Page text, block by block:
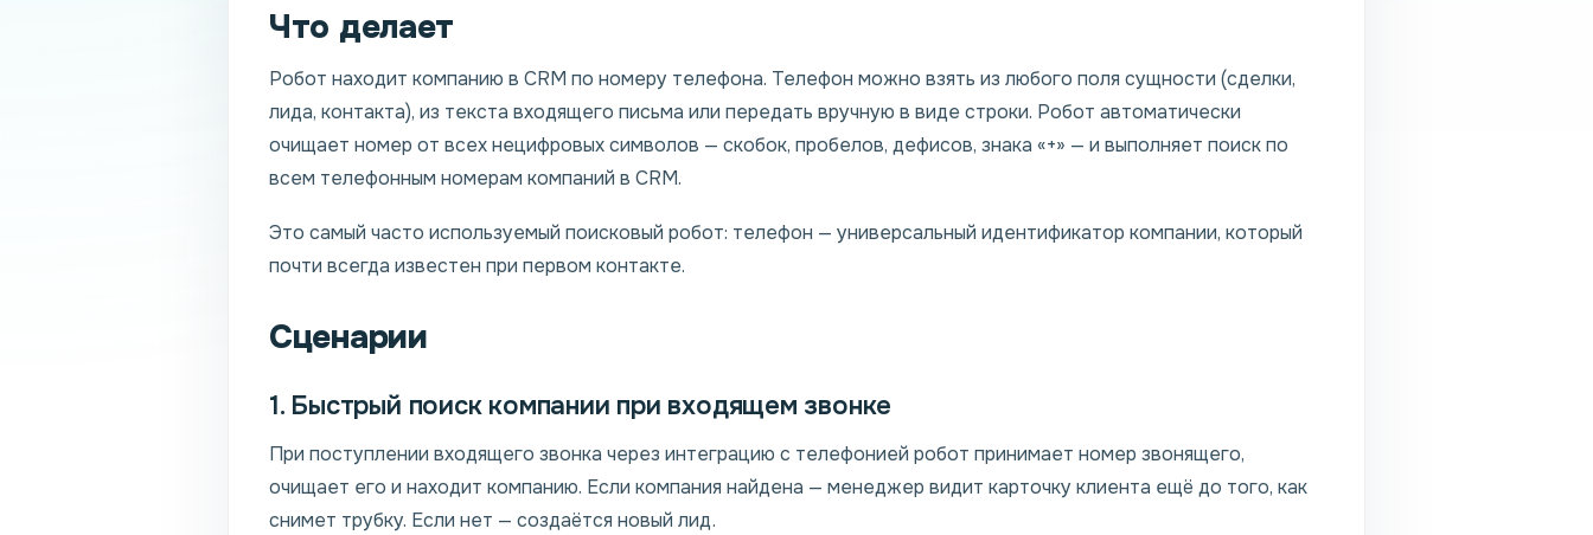
Что делает
Робот находит компанию в CRM по номеру телефона. Телефон можно взять из любого поля сущности (сделки,
лида, контакта), из текста входящего письма или передать вручную в виде строки. Робот автоматически
очищает номер от всех нецифровых символов — скобок, пробелов, дефисов, знака «+» — и выполняет поиск по
всем телефонным номерам компаний в CRM.
Это самый часто используемый поисковый робот: телефон — универсальный идентификатор компании, который
почти всегда известен при первом контакте.
Сценарии
1. Быстрый поиск компании при входящем звонке
При поступлении входящего звонка через интеграцию с телефонией робот принимает номер звонящего,
очищает его и находит компанию. Если компания найдена — менеджер видит карточку клиента ещё до того, как
снимет трубку. Если нет — создаётся новый лид.